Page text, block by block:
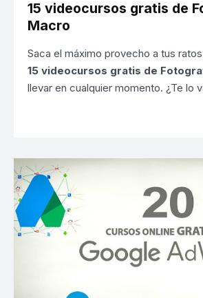
15 videocursos gratis de
Macro
Saca el máximo provecho a tus
15 videocursos gratis de
llevar en cualquier momento. ¿Te lo